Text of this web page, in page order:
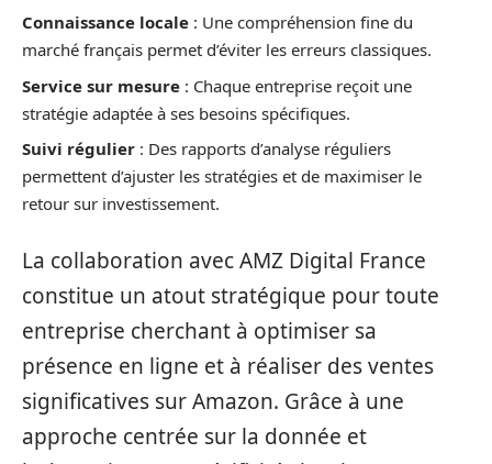
Connaissance locale : Une compréhension fine du
marché français permet d’éviter les erreurs classiques.
Service sur mesure : Chaque entreprise reçoit une
stratégie adaptée à ses besoins spécifiques.
Suivi régulier : Des rapports d’analyse réguliers
permettent d’ajuster les stratégies et de maximiser le
retour sur investissement.
La collaboration avec AMZ Digital France
constitue un atout stratégique pour toute
entreprise cherchant à optimiser sa
présence en ligne et à réaliser des ventes
significatives sur Amazon. Grâce à une
approche centrée sur la donnée et